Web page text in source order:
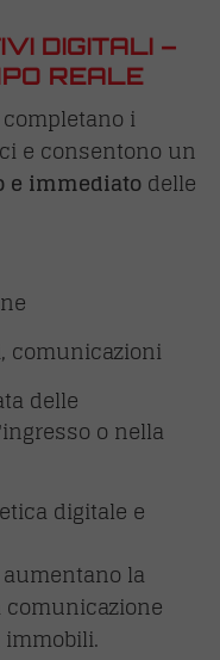
DIGITALI –
REALE
i
e consentono un
e immediatodelle
comunicazioni
delle
o nella
digitale e
la